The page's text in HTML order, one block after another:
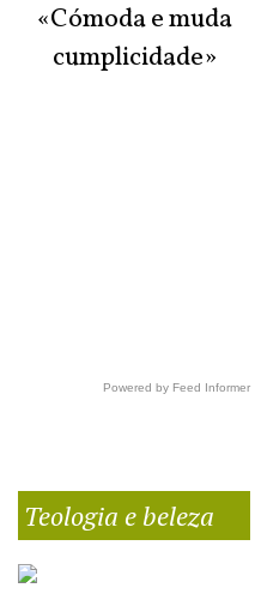
«Cómoda e muda
cumplicidade»
Powered by Feed Informer
Teologia e beleza